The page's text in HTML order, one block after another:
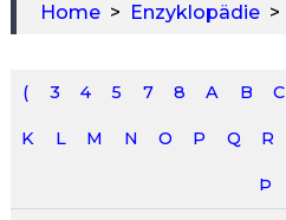
Home > Enzyklopädie >
( 3 4 5 7 8 A B C
K L M N O P Q R
Þ